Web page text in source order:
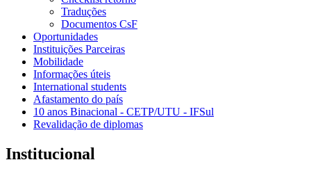
Traduções
Documentos CsF
Oportunidades
Instituições Parceiras
Mobilidade
Informações úteis
International students
Afastamento do país
10 anos Binacional - CETP/UTU - IFSul
Revalidação de diplomas
Institucional